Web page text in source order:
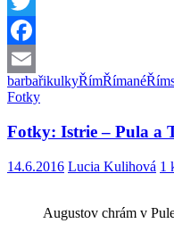
Twitter
Facebook
Email
barbařikulkyŘímŘímané
Fotky
Fotky: Istrie – Pula a
14.6.2016 Lucia Kulihová 1
Augustov chrám v